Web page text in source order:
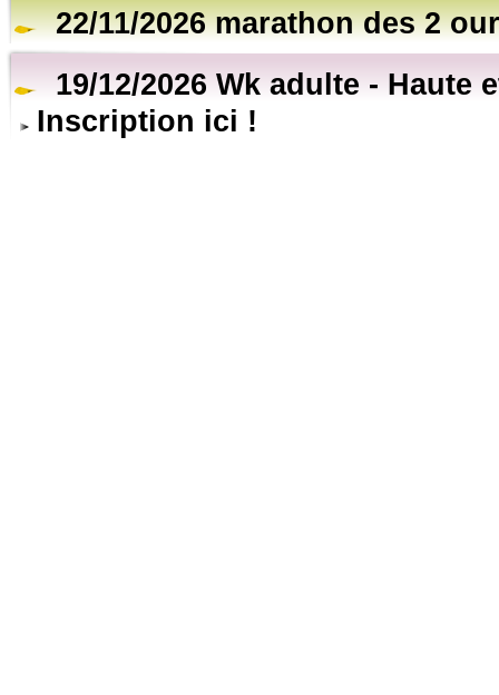
22/11/2026 marathon des 2
19/12/2026 Wk adulte - Haute
Inscription ici !